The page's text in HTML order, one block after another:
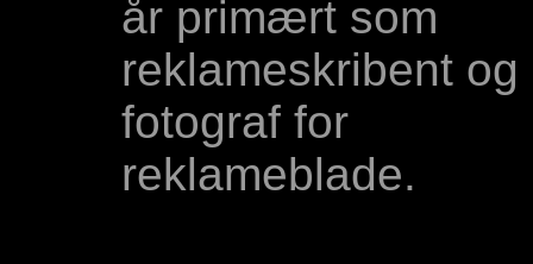
år primært som
reklameskribent og
fotograf for
reklameblade.